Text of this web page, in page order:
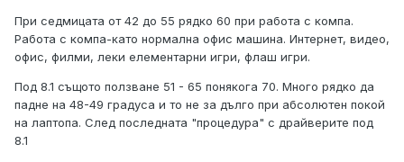
При седмицата от 42 до 55 рядко 60 при работа с компа.
Работа с компа-като нормална офис машина. Интернет, видео,
офис, филми, леки елементарни игри, флаш игри.
Под 8.1 същото ползване 51 - 65 понякога 70. Много рядко да
падне на 48-49 градуса и то не за дълго при абсолютен покой
на лаптопа. След последната "процедура" с драйверите под
8.1